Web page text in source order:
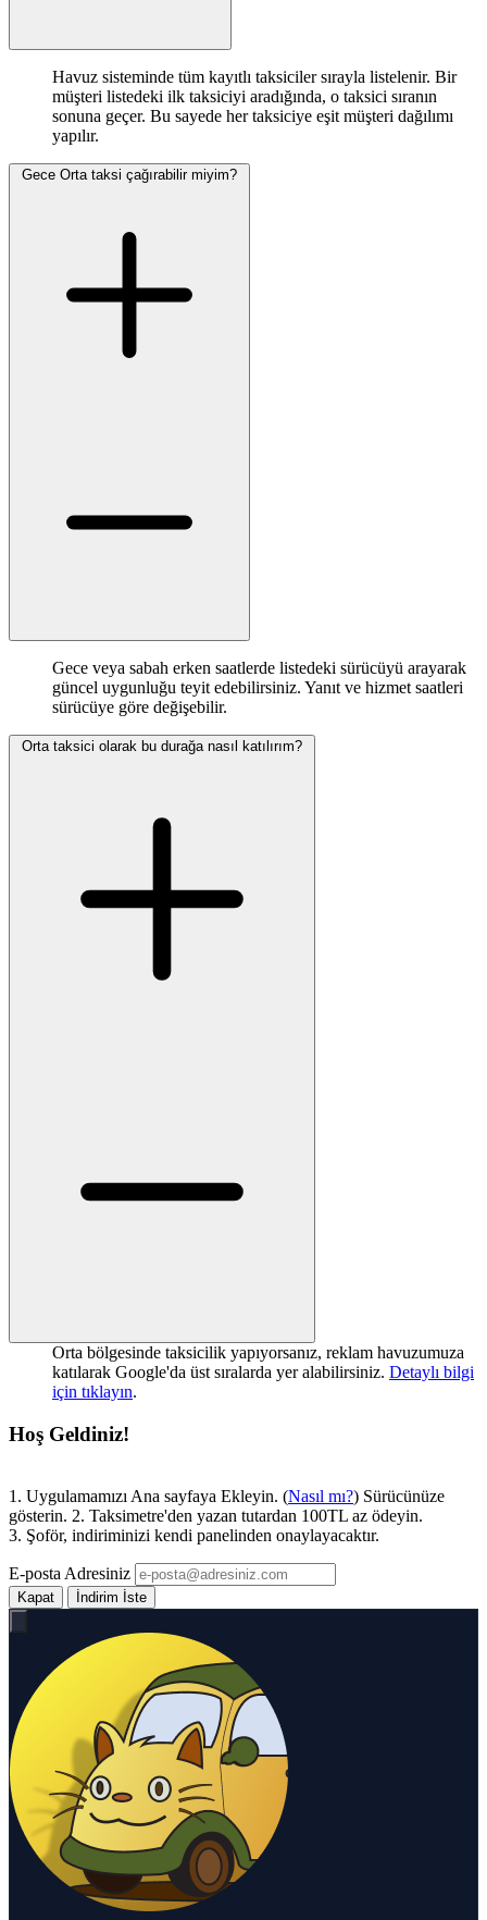
Havuz sisteminde tüm kayıtlı taksiciler sırayla listelenir. Bir
müşteri listedeki ilk taksiciyi aradığında, o taksici sıranın
sonuna geçer. Bu sayede her taksiciye eşit müşteri dağılımı
yapılır.
Gece Orta taksi çağırabilir miyim?
Gece veya sabah erken saatlerde listedeki sürücüyü arayarak
güncel uygunluğu teyit edebilirsiniz. Yanıt ve hizmet saatleri
sürücüye göre değişebilir.
Orta taksici olarak bu durağa nasıl katılırım?
Orta bölgesinde taksicilik yapıyorsanız, reklam havuzumuza
katılarak Google'da üst sıralarda yer alabilirsiniz. Detaylı bilgi
için tıklayın.
Hoş Geldiniz!
1. Uygulamamızı Ana sayfaya Ekleyin. (Nasıl mı?) Sürücünüze
gösterin. 2. Taksimetre'den yazan tutardan 100TL az ödeyin.
3. Şoför, indiriminizi kendi panelinden onaylayacaktır.
E-posta Adresiniz
Kapat İndirim İste